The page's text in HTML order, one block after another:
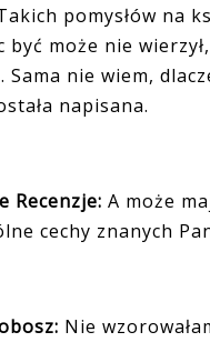
pomysłów na
być może nie
Sama nie wiem,
napisana.
Recenzje: A może
cechy znanych
Nie